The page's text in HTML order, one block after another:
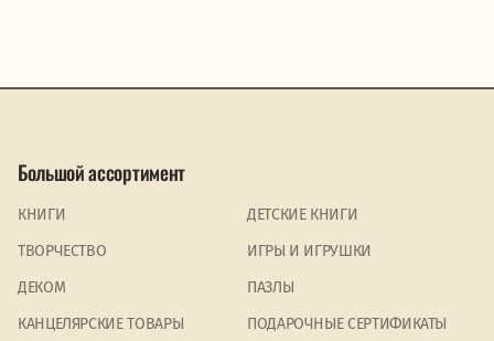
Большой ассортимент
КНИГИ
ДЕТСКИЕ КНИГИ
ТВОРЧЕСТВО
ИГРЫ И ИГРУШКИ
ДЕКОМ
ПАЗЛЫ
КАНЦЕЛЯРСКИЕ ТОВАРЫ
ПОДАРОЧНЫЕ СЕРТИФИКАТЫ